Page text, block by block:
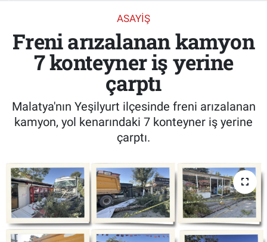
ASAYIŞ
Freni arızalanan kamyon
7 konteyner iş yerine
çarptı
Malatya'nın Yeşilyurt ilçesinde freni arızalanan
kamyon, yol kenarındaki 7 konteyner iş yerine
çarptı.